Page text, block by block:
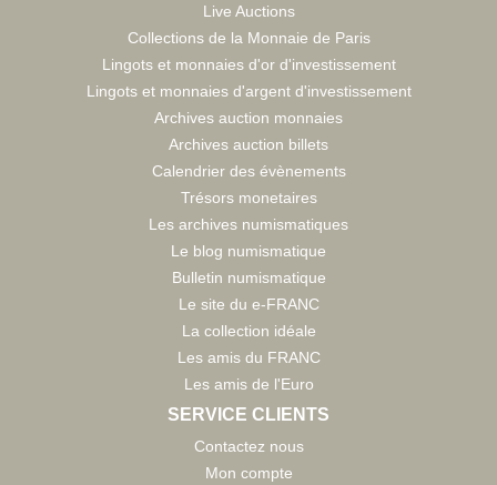
Live Auctions
Collections de la Monnaie de Paris
Lingots et monnaies d'or d'investissement
Lingots et monnaies d'argent d'investissement
Archives auction monnaies
Archives auction billets
Calendrier des évènements
Trésors monetaires
Les archives numismatiques
Le blog numismatique
Bulletin numismatique
Le site du e-FRANC
La collection idéale
Les amis du FRANC
Les amis de l'Euro
SERVICE CLIENTS
Contactez nous
Mon compte